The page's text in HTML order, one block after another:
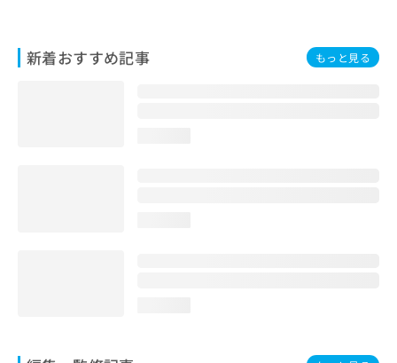
新着おすすめ記事 もっと見る
い
合